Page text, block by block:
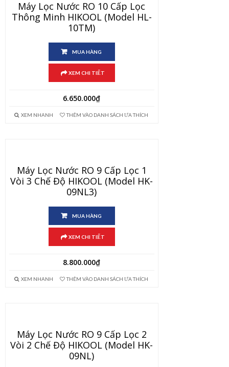
Máy Lọc Nước RO 10 Cấp Lọc
Thông Minh HIKOOL (Model HL-
10TM)
MUA HÀNG
XEM CHI TIẾT
6.650.000₫
XEM NHANH THÊM VÀO DANH SÁCH ƯA THÍCH
Máy Lọc Nước RO 9 Cấp Lọc 1
Vòi 3 Chế Độ HIKOOL (Model HK-
09NL3)
MUA HÀNG
XEM CHI TIẾT
8.800.000₫
XEM NHANH THÊM VÀO DANH SÁCH ƯA THÍCH
Máy Lọc Nước RO 9 Cấp Lọc 2
Vòi 2 Chế Độ HIKOOL (Model HK-
09NL)